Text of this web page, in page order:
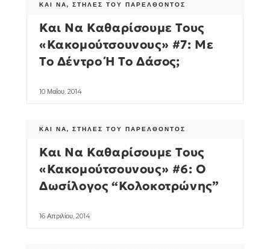
ΚΑΙ ΝΑ, ΣΤΉΛΕΣ ΤΟΥ ΠΑΡΕΛΘΌΝΤΟΣ
Και Να Καθαρίσουμε Τους
«Κακομούτσουνους» #7: Με
Το Δέντρο Ή Το Δάσος;
10 Μαΐου, 2014
ΚΑΙ ΝΑ, ΣΤΉΛΕΣ ΤΟΥ ΠΑΡΕΛΘΌΝΤΟΣ
Και Να Καθαρίσουμε Τους
«Κακομούτσουνους» #6: Ο
Δωσίλογος “Κολοκοτρώνης”
16 Απριλίου, 2014